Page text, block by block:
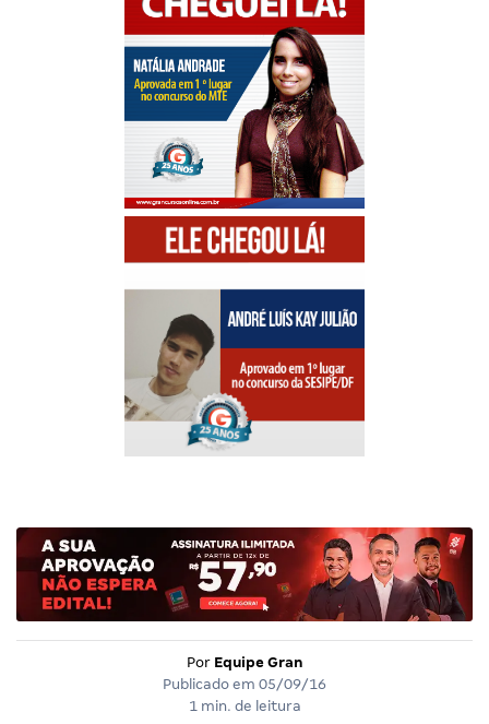
Por Equipe Gran
Publicado em 05/09/16
1 min. de leitura